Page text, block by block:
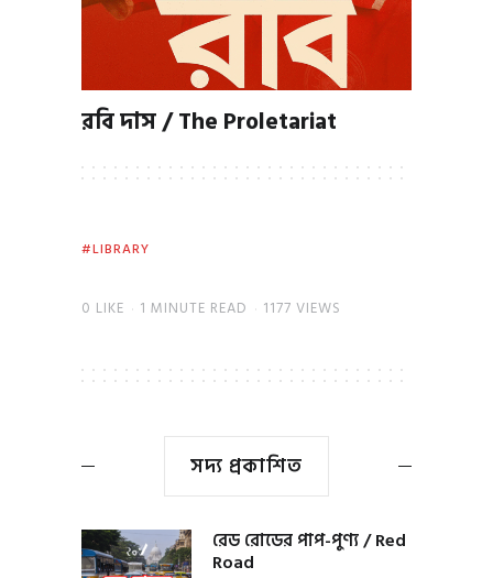
রবি দাস / The Proletariat
LIBRARY
0 LIKE 1 MINUTE READ 1177 VIEWS
সদ্য প্রকাশিত
রেড রোডের পাপ-পুণ্য / Red
Road